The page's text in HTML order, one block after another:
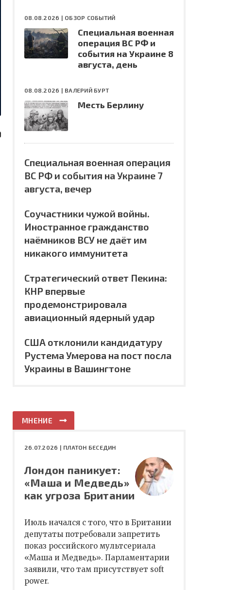
08.08.2026 | ОБЗОР СОБЫТИЙ
Специальная военная
операция ВС РФ и
события на Украине 8
августа, день
08.08.2026 | ВАЛЕРИЙ БУРТ
Месть Берлину
Специальная военная операция
ВС РФ и события на Украине 7
августа, вечер
Соучастники чужой войны.
Иностранное гражданство
наёмников ВСУ не даёт им
никакого иммунитета
Стратегический ответ Пекина:
КНР впервые
продемонстрировала
авиационный ядерный удар
США отклонили кандидатуру
Рустема Умерова на пост посла
Украины в Вашингтоне
МНЕНИЕ
26.07.2026 | ПЛАТОН БЕСЕДИН
Лондон паникует:
«Маша и Медведь»
как угроза Британии
Июль начался с того, что в Британии
депутаты потребовали запретить
показ российского мультсериала
«Маша и Медведь». Парламентарии
заявили, что там присутствует soft
power.